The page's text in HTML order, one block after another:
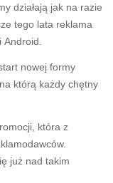
działają jak na razie
tego lata reklama
nowej formy
, na którą każdy chętny
która z
już nad takim